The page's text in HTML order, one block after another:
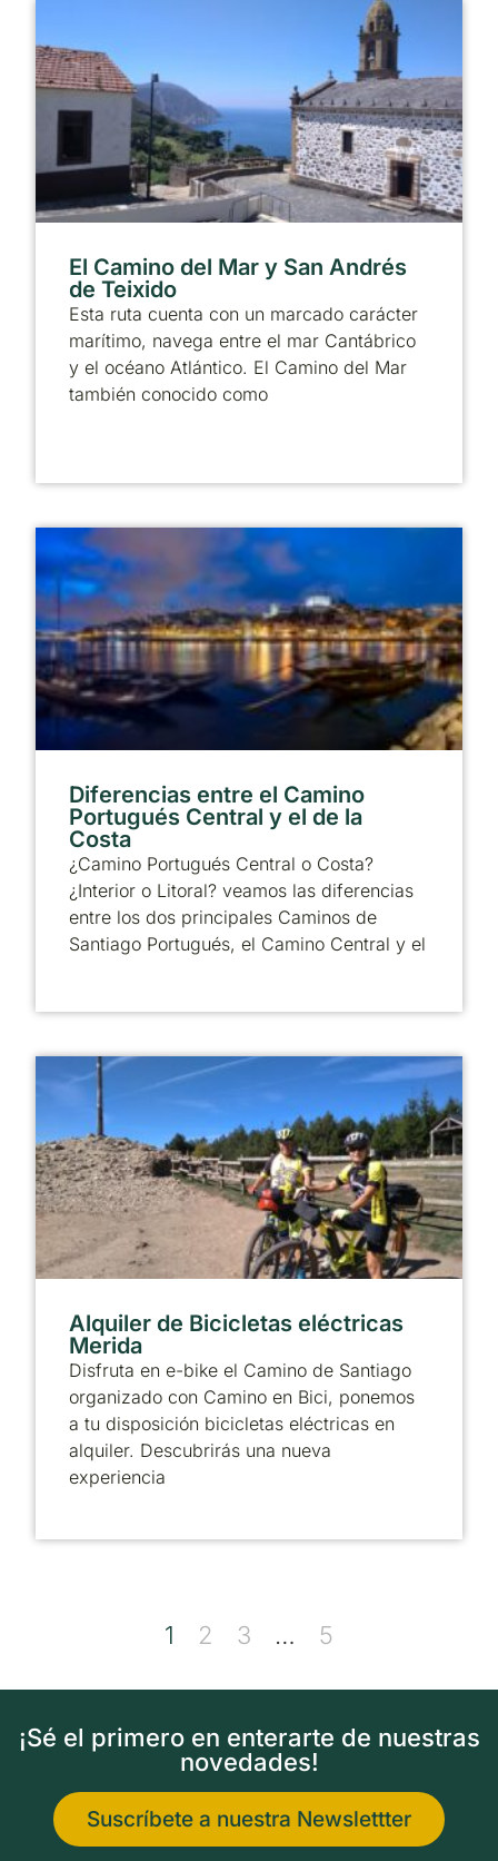
El Camino del Mar y San Andrés
de Teixido
Esta ruta cuenta con un marcado carácter
marítimo, navega entre el mar Cantábrico
y el océano Atlántico. El Camino del Mar
también conocido como
Diferencias entre el Camino
Portugués Central y el de la
Costa
¿Camino Portugués Central o Costa?
¿Interior o Litoral? veamos las diferencias
entre los dos principales Caminos de
Santiago Portugués, el Camino Central y el
Alquiler de Bicicletas eléctricas
Merida
Disfruta en e-bike el Camino de Santiago
organizado con Camino en Bici, ponemos
a tu disposición bicicletas eléctricas en
alquiler. Descubrirás una nueva
experiencia
1 2 3 … 5
¡Sé el primero en enterarte de nuestras
novedades!
Suscríbete a nuestra Newslettter